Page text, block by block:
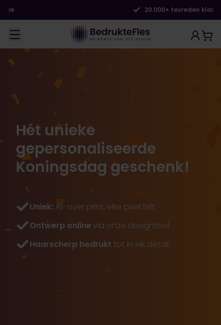
20.000+ tevreden klanten
Hét unieke
gepersonaliseerde
Koningsdag geschenk!
Uniek: All-over print, elke pixel telt
Ontwerp online via onze designtool
Haarscherp bedrukt tot in elk detail